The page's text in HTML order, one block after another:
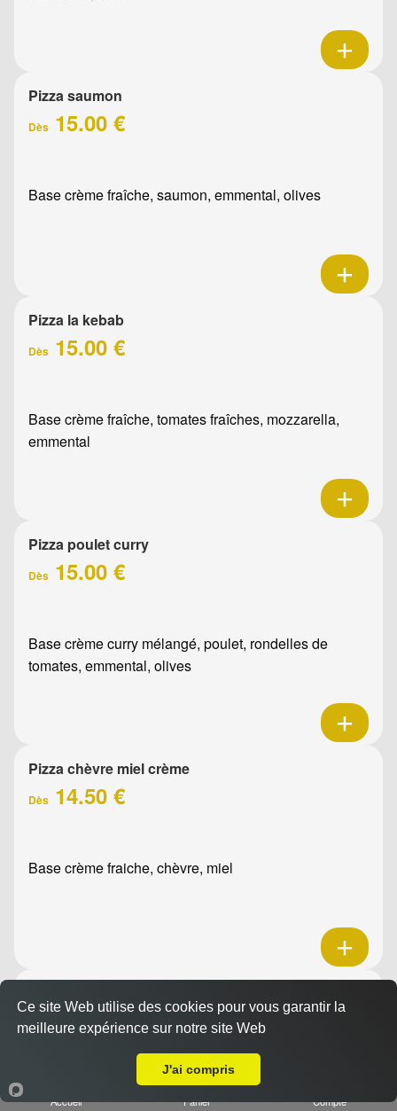
Pizza saumon
Dès 15.00 €
Base crème fraîche, saumon, emmental, olives
Pizza la kebab
Dès 15.00 €
Base crème fraîche, tomates fraîches, mozzarella,
emmental
Pizza poulet curry
Dès 15.00 €
Base crème curry mélangé, poulet, rondelles de
tomates, emmental, olives
Pizza chèvre miel crème
Dès 14.50 €
Base crème fraiche, chèvre, miel
Dès15.00 €
Base crème fraîche, raclette, jambon, oignons confits,
Accueil Panier Compte
Ce site Web utilise des cookies pour vous garantir la
meilleure expérience sur notre site Web
J'ai compris